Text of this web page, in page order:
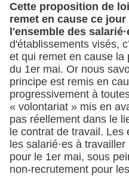
Cette proposition de
remet en cause ce
l'ensemble des
d'établissements visés,
et qui remet en cause la
du 1er mai. Or nous
principe est remis en
progressivement à
« volontariat » mis en
pas réellement dans le
le contrat de travail.
les salarié·es à
pour le 1er mai, sous
non-recrutement pour